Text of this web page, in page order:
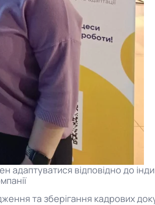
адаптуватися відповідно до
та зберігання кадрових